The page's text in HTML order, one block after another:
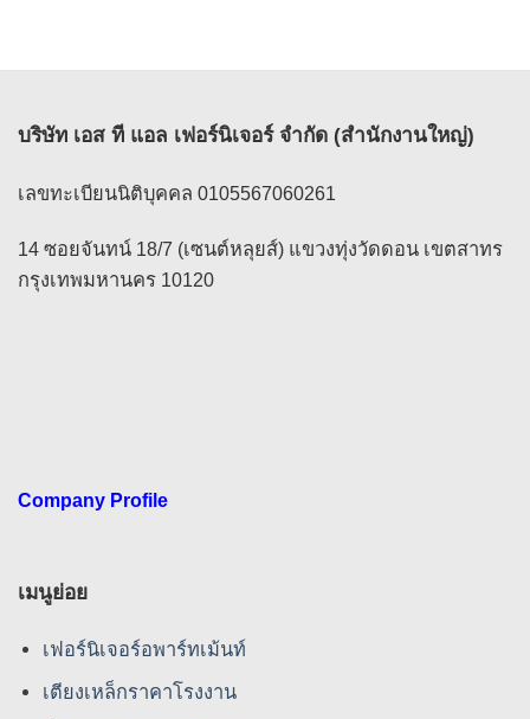
บริษัท เอส ที แอล เฟอร์นิเจอร์ จำกัด (สำนักงานใหญ่)
เลขทะเบียนนิติบุคคล 0105567060261
14 ซอยจันทน์ 18/7 (เซนต์หลุยส์) แขวงทุ่งวัดดอน เขตสาทร
กรุงเทพมหานคร 10120
Company Profile
เมนูย่อย
เฟอร์นิเจอร์อพาร์ทเม้นท์
เตียงเหล็กราคาโรงงาน